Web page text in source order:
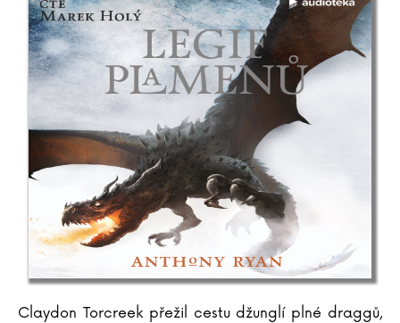
Claydon Torcreek přežil cestu džunglí plné draggů,